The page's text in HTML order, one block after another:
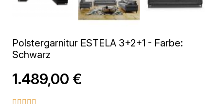
Polstergarnitur ESTELA 3+2+1 - Farbe:
Schwarz
1.489,00 €
    